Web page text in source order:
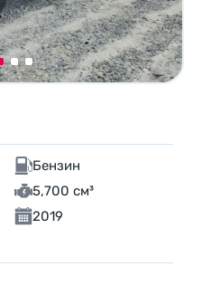
Бензин
5,700 см³
2019